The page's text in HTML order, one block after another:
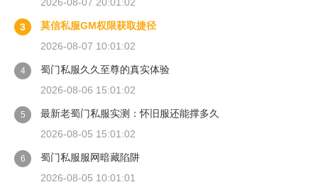
3
莫信私服GM权限获取捷径
2026-08-07 10:01:02
4
蜀门私服久久至尊的真实体验
2026-08-06 15:01:02
5
最新老蜀门私服实测：怀旧服还能撑多久
2026-08-05 15:01:02
6
蜀门私服服网暗藏陷阱
2026-08-05 10:01:01